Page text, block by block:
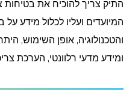
התיק צריך להוכיח את בטיחות
המיועדים ועליו לכלול מידע
והטכנולוגיה, אופן השימוש,
ומידע מדעי רלוונטי, הערכת